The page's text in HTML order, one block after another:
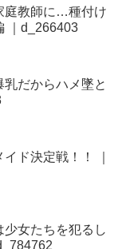
庭教師に…種付け
｜d_266403
乳だからハメ墜と
ド決定戦！！ ｜
女たちを犯るし